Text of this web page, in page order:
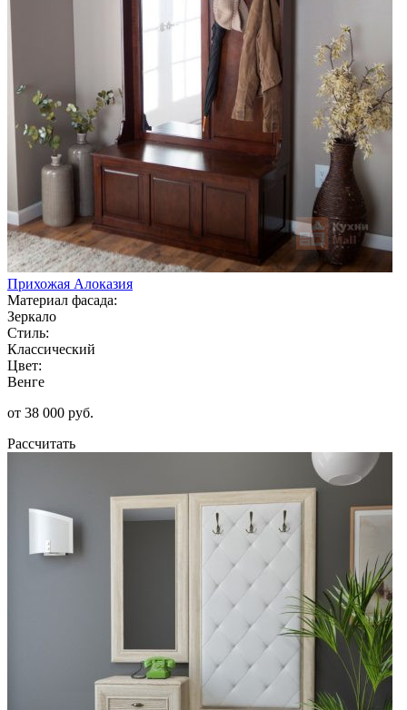
Прихожая Алоказия
Материал фасада:
Зеркало
Стиль:
Классический
Цвет:
Венге
от 38 000 руб.
Рассчитать